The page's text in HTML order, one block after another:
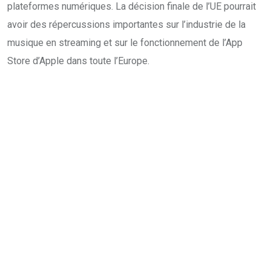
plateformes numériques. La décision finale de l’UE pourrait
avoir des répercussions importantes sur l’industrie de la
musique en streaming et sur le fonctionnement de l’App
Store d’Apple dans toute l’Europe.